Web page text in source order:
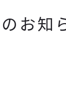
お知